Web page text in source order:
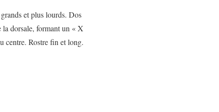
et plus lourds. Dos
la dorsale, formant un « X
centre. Rostre fin et long.